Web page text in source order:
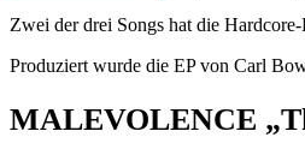
Zwei der drei Songs hat die
Produziert wurde die EP von Carl
MALEVOLENCE